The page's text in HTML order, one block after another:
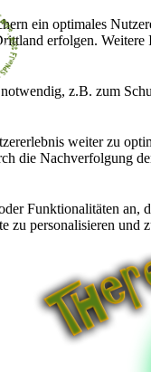
ein optimales
erfolgen.
z.B. zum
weiter zu
die Nachverfolgung
Funktionalitäten
zu personalisieren und